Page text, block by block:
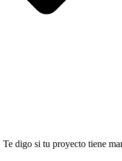
digo si tu proyecto tiene